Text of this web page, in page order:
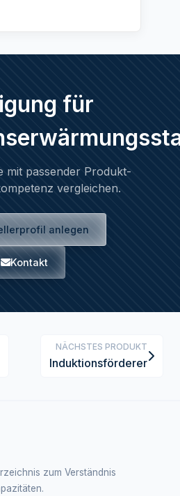
für
mit passender Produkt-
vergleichen.
anlegen
Kontakt
NÄCHSTES PRODUKT
Induktionsförderer
zum Verständnis